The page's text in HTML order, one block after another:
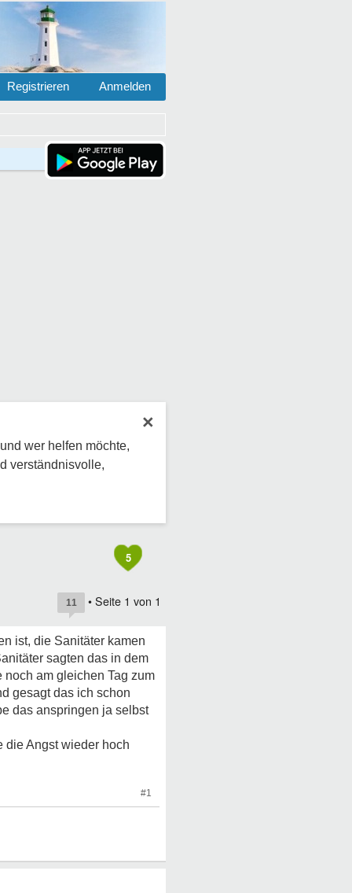
Anmelden
Registrieren
×
wer helfen möchte,
verständnisvolle,
5
11 • Seite 1 von 1
ist, die Sanitäter kamen
sagten das in dem
am gleichen Tag zum
gesagt das ich schon
das anspringen ja selbst
die Angst wieder hoch
#1